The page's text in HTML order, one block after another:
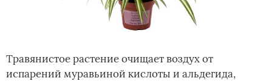
Травянистое растение очищает воздух от
испарений муравьиной кислоты и альдегида,